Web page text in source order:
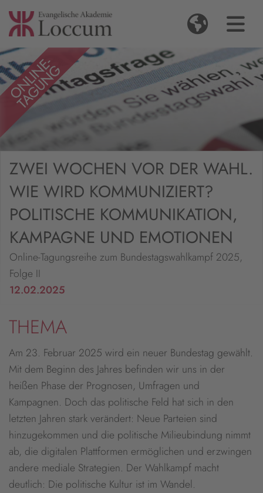
ZWEI WOCHEN VOR DER WAHL.
WIE WIRD KOMMUNIZIERT?
POLITISCHE KOMMUNIKATION,
KAMPAGNE UND EMOTIONEN
Online-Tagungsreihe zum Bundestagswahlkampf 2025,
Folge II
12.02.2025
THEMA
Am 23. Februar 2025 wird ein neuer Bundestag gewählt.
Mit dem Beginn des Jahres befinden wir uns in der
heißen Phase der Prognosen, Umfragen und
Kampagnen. Doch das politische Feld hat sich in den
letzten Jahren stark verändert: Neue Parteien sind
hinzugekommen und die politische Milieubindung nimmt
ab, die digitalen Plattformen ermöglichen und erzwingen
andere mediale Strategien. Der Wahlkampf macht
deutlich: Die politische Kultur ist im Wandel.